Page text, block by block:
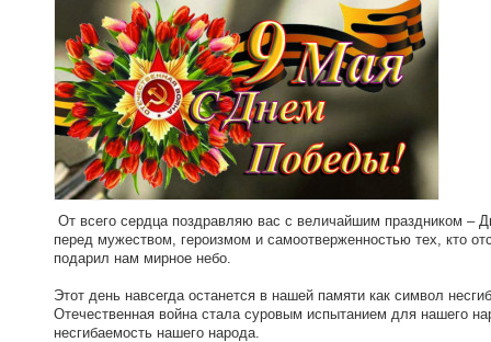
От всего сердца поздравляю вас с величайшим праздником
перед мужеством, героизмом и самоотверженностью тех, кто
подарил нам мирное небо.
Этот день навсегда останется в нашей памяти как символ
Отечественная война стала суровым испытанием для нашего
несгибаемость нашего народа.